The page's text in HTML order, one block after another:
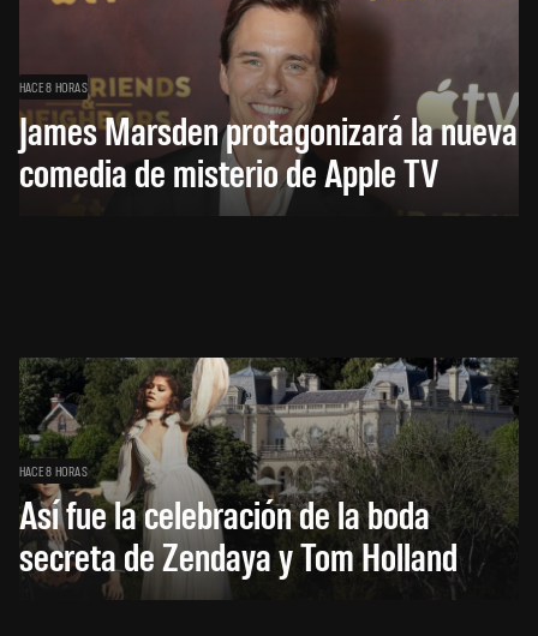
HACE 8 HORAS
James Marsden protagonizará la nueva
comedia de misterio de Apple TV
HACE 8 HORAS
Así fue la celebración de la boda
secreta de Zendaya y Tom Holland